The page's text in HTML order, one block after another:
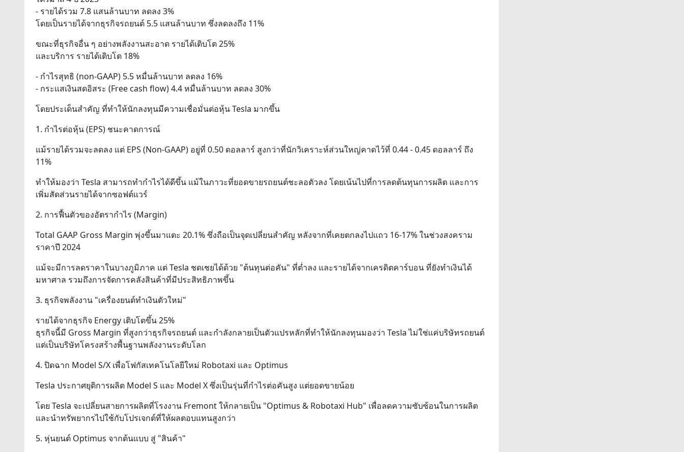
- รายได้รวม 7.8 แสนล้านบาท ลดลง 3%
โดยเป็นรายได้จากธุรกิจรถยนต์ 5.5 แสนล้านบาท ซึ่งลดลงถึง 11%
ขณะที่ธุรกิจอื่น ๆ อย่างพลังงานสะอาด รายได้เติบโต 25%
และบริการ รายได้เติบโต 18%
- กำไรสุทธิ (non-GAAP) 5.5 หมื่นล้านบาท ลดลง 16%
- กระแสเงินสดอิสระ (Free cash flow) 4.4 หมื่นล้านบาท ลดลง 30%
โดยประเด็นสำคัญ ที่ทำให้นักลงทุนมีความเชื่อมั่นต่อหุ้น Tesla มากขึ้น
1. กำไรต่อหุ้น (EPS) ชนะคาดการณ์
แม้รายได้รวมจะลดลง แต่ EPS (Non-GAAP) อยู่ที่ 0.50 ดอลลาร์ สูงกว่าที่นักวิเคราะห์ส่วนใหญ่คาดไว้ที่ 0.44 - 0.45 ดอลลาร์ ถึง
11%
ทำให้มองว่า Tesla สามารถทำกำไรได้ดีขึ้น แม้ในภาวะที่ยอดขายรถยนต์ชะลอตัวลง โดยเน้นไปที่การลดต้นทุนการผลิต และการ
เพิ่มสัดส่วนรายได้จากซอฟต์แวร์
2. การฟื้นตัวของอัตรากำไร (Margin)
Total GAAP Gross Margin พุ่งขึ้นมาแตะ 20.1% ซึ่งถือเป็นจุดเปลี่ยนสำคัญ หลังจากที่เคยตกลงไปแถว 16-17% ในช่วงสงคราม
ราคาปี 2024
แม้จะมีการลดราคาในบางภูมิภาค แต่ Tesla ชดเชยได้ด้วย "ต้นทุนต่อคัน" ที่ต่ำลง และรายได้จากเครดิตคาร์บอน ที่ยังทำเงินได้
มหาศาล รวมถึงการจัดการคลังสินค้าที่มีประสิทธิภาพขึ้น
3. ธุรกิจพลังงาน "เครื่องยนต์ทำเงินตัวใหม่"
รายได้จากธุรกิจ Energy เติบโตขึ้น 25%
ธุรกิจนี้มี Gross Margin ที่สูงกว่าธุรกิจรถยนต์ และกำลังกลายเป็นตัวแปรหลักที่ทำให้นักลงทุนมองว่า Tesla ไม่ใช่แค่บริษัทรถยนต์
แต่เป็นบริษัทโครงสร้างพื้นฐานพลังงานระดับโลก
4. ปิดฉาก Model S/X เพื่อโฟกัสเทคโนโลยีใหม่ Robotaxi และ Optimus
Tesla ประกาศยุติการผลิต Model S และ Model X ซึ่งเป็นรุ่นที่กำไรต่อคันสูง แต่ยอดขายน้อย
โดย Tesla จะเปลี่ยนสายการผลิตที่โรงงาน Fremont ให้กลายเป็น "Optimus & Robotaxi Hub" เพื่อลดความซับซ้อนในการผลิต
และนำทรัพยากรไปใช้กับโปรเจกต์ที่ให้ผลตอบแทนสูงกว่า
5. หุ่นยนต์ Optimus จากต้นแบบ สู่ "สินค้า"